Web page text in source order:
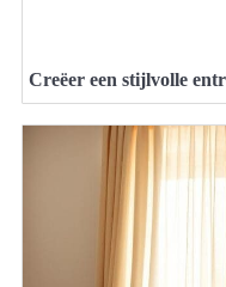
Creëer een stijlvolle